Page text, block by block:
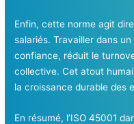
Enfin, cette norme agit
salariés. Travailler dans
confiance, réduit le
collective. Cet atout
la croissance durable des
En résumé, l’ISO 45001